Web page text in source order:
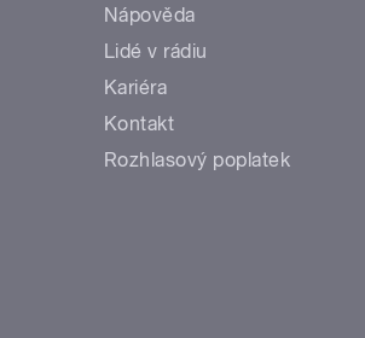
Nápověda
Lidé v rádiu
Kariéra
Kontakt
Rozhlasový poplatek